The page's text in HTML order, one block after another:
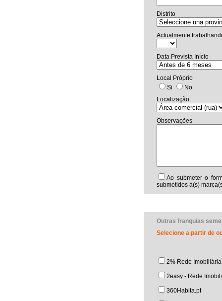
Distrito
Actualmente
Data Prevista Início
Local Próprio
Si
No
Localização
Observações
Ao submeter o
submetidos à(s)
Outras franquias
Selecione a partir de
2% Rede Imobiliária
2easy - Rede
360Habita.pt